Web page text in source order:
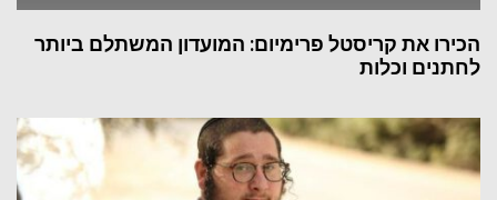
הכירו את קריסטל פרימיום: המועדון המשתלם ביותר
לחתנים וכלות